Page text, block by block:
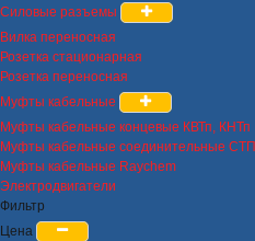
Силовые разъемы
Вилка переносная
Розетка стационарная
Розетка переносная
Муфты кабельные
Муфты кабельные концевые КВТп, КНТп
Муфты кабельные соединительные СТП
Муфты кабельные Raychem
Электродвигатели
Фильтр
Цена